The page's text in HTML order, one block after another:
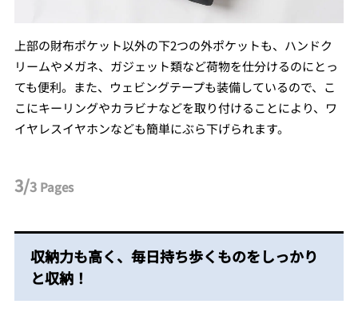
上部の財布ポケット以外の下2つの外ポケットも、ハンドク
リームやメガネ、ガジェット類など荷物を仕分けるのにとっ
ても便利。また、ウェビングテープも装備しているので、こ
こにキーリングやカラビナなどを取り付けることにより、ワ
イヤレスイヤホンなども簡単にぶら下げられます。
3/3 Pages
収納力も高く、毎日持ち歩くものをしっかり
と収納！